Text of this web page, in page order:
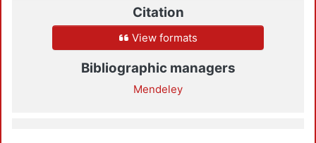
Citation
View formats
Bibliographic managers
Mendeley